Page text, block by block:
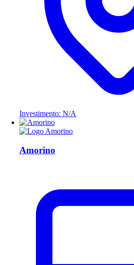
Investimento: N/A
Amorino